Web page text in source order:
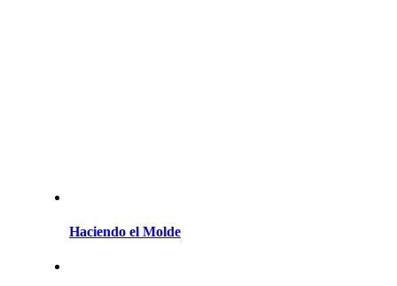
Haciendo el Molde